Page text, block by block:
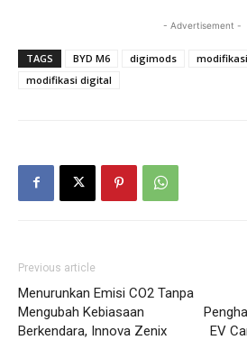
- Advertisement -
TAGS BYD M6 digimods
modifikasi digital
Previous article
Menurunkan Emisi CO2 Tanpa
Mengubah Kebiasaan
Berkendara, Innova Zenix
EV